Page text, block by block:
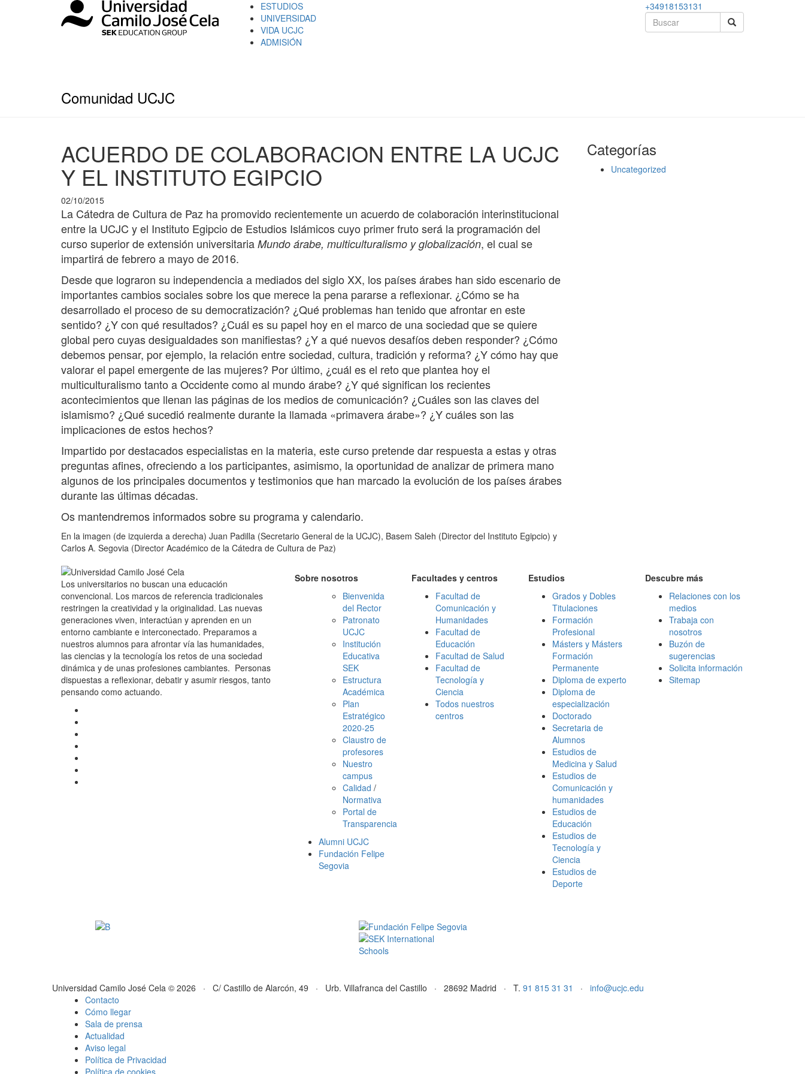
ESTUDIOS
UNIVERSIDAD
VIDA UCJC
ADMISIÓN
+34918153131
Comunidad UCJC
ACUERDO DE COLABORACION ENTRE LA UCJC
Y EL INSTITUTO EGIPCIO
02/10/2015
La Cátedra de Cultura de Paz ha promovido recientemente un acuerdo de colaboración interinstitucional
entre la UCJC y el Instituto Egipcio de Estudios Islámicos cuyo primer fruto será la programación del
curso superior de extensión universitaria Mundo árabe, multiculturalismo y globalización, el cual se
impartirá de febrero a mayo de 2016.
Desde que lograron su independencia a mediados del siglo XX, los países árabes han sido escenario de
importantes cambios sociales sobre los que merece la pena pararse a reflexionar. ¿Cómo se ha
desarrollado el proceso de su democratización? ¿Qué problemas han tenido que afrontar en este
sentido? ¿Y con qué resultados? ¿Cuál es su papel hoy en el marco de una sociedad que se quiere
global pero cuyas desigualdades son manifiestas? ¿Y a qué nuevos desafíos deben responder? ¿Cómo
debemos pensar, por ejemplo, la relación entre sociedad, cultura, tradición y reforma? ¿Y cómo hay que
valorar el papel emergente de las mujeres? Por último, ¿cuál es el reto que plantea hoy el
multiculturalismo tanto a Occidente como al mundo árabe? ¿Y qué significan los recientes
acontecimientos que llenan las páginas de los medios de comunicación? ¿Cuáles son las claves del
islamismo? ¿Qué sucedió realmente durante la llamada «primavera árabe»? ¿Y cuáles son las
implicaciones de estos hechos?
Impartido por destacados especialistas en la materia, este curso pretende dar respuesta a estas y otras
preguntas afines, ofreciendo a los participantes, asimismo, la oportunidad de analizar de primera mano
algunos de los principales documentos y testimonios que han marcado la evolución de los países árabes
durante las últimas décadas.
Os mantendremos informados sobre su programa y calendario.
En la imagen (de izquierda a derecha) Juan Padilla (Secretario General de la UCJC), Basem Saleh (Director del Instituto Egipcio) y
Carlos A. Segovia (Director Académico de la Cátedra de Cultura de Paz)
Categorías
Uncategorized
Los universitarios no buscan una educación
convencional. Los marcos de referencia tradicionales
restringen la creatividad y la originalidad. Las nuevas
generaciones viven, interactúan y aprenden en un
entorno cambiante e interconectado. Preparamos a
nuestros alumnos para afrontar vía las humanidades,
las ciencias y la tecnología los retos de una sociedad
dinámica y de unas profesiones cambiantes. Personas
dispuestas a reflexionar, debatir y asumir riesgos, tanto
pensando como actuando.
Sobre nosotros
Bienvenida
del Rector
Patronato
UCJC
Institución
Educativa
SEK
Estructura
Académica
Plan
Estratégico
2020-25
Claustro de
profesores
Nuestro
campus
Calidad /
Normativa
Portal de
Transparencia
Alumni UCJC
Fundación Felipe
Segovia
Facultades y centros
Facultad de
Comunicación y
Humanidades
Facultad de
Educación
Facultad de Salud
Facultad de
Tecnología y
Ciencia
Todos nuestros
centros
Estudios
Grados y Dobles
Titulaciones
Formación
Profesional
Másters y Másters
Formación
Permanente
Diploma de experto
Diploma de
especialización
Doctorado
Secretaria de
Alumnos
Estudios de
Medicina y Salud
Estudios de
Comunicación y
humanidades
Estudios de
Educación
Estudios de
Tecnología y
Ciencia
Estudios de
Deporte
Descubre más
Relaciones con los
medios
Trabaja con
nosotros
Buzón de
sugerencias
Solicita información
Sitemap
Universidad Camilo José Cela © 2026 · C/ Castillo de Alarcón, 49 · Urb. Villafranca del Castillo · 28692 Madrid · T. 91 815 31 31 · info@ucjc.edu
Contacto
Cómo llegar
Sala de prensa
Actualidad
Aviso legal
Política de Privacidad
Política de cookies